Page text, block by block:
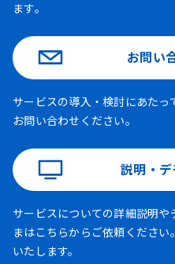
ます。
お問い
サービスの導入・検討にあた
お問い合わせください。
説明・
サービスについての詳細説明
まはこちらからご依頼くださ
いたします。